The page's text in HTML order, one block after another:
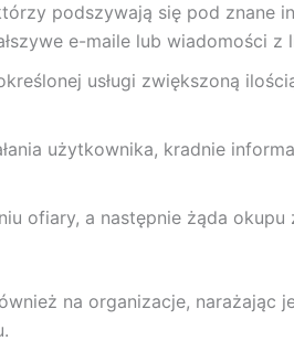
podszywają się pod znane
e-maile lub wiadomości z
usługi zwiększoną
użytkownika, kradnie
ofiary, a następnie żąda
na organizacje, narażając